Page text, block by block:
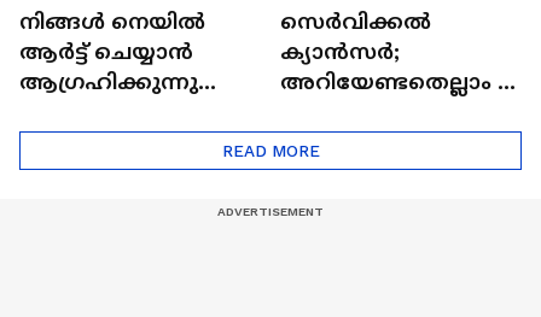
നിങ്ങൾ നെയിൽ
ആർട്ട് ചെയ്യാൻ
ആഗ്രഹിക്കുന്നുണ്ടോ
ട്രെൻഡിനെക്കുറിച്ച് |
Nail Art | Trends Cafe
സെർവിക്കൽ
ക്യാൻസർ;
അറിയേണ്ടതെല്ലാം |
Cancer
READ MORE